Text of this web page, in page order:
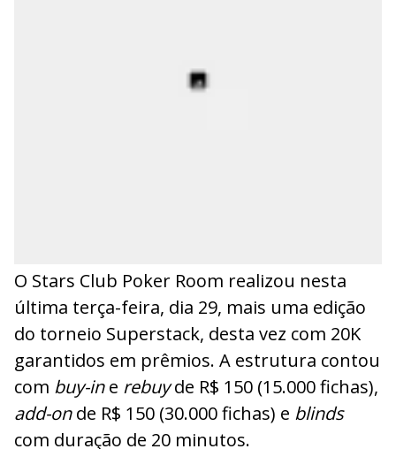
O Stars Club Poker Room realizou nesta
última terça-feira, dia 29, mais uma edição
do torneio Superstack, desta vez com 20K
garantidos em prêmios. A estrutura contou
com buy-ine rebuyde R$ 150 (15.000 fichas),
add-onde R$ 150 (30.000 fichas) e blinds
com duração de 20 minutos.